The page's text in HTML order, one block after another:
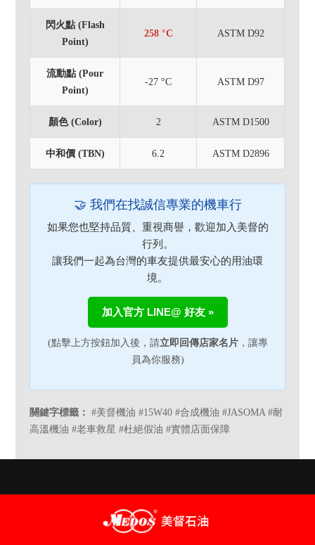
閃火點 (Flash
Point)
258 °C ASTM D92
流動點 (Pour
Point)
-27 °C ASTM D97
顏色 (Color) 2 ASTM D1500
中和價 (TBN) 6.2 ASTM D2896
🤝 我們在找誠信專業的機車行
如果您也堅持品質、重視商譽，歡迎加入美督的
行列。
讓我們一起為台灣的車友提供最安心的用油環
境。
加入官方 LINE@ 好友 »
(點擊上方按鈕加入後，請立即回傳店家名片，讓專
員為你服務)
關鍵字標籤： #美督機油 #15W40 #合成機油 #JASOMA #耐
高溫機油 #老車救星 #杜絕假油 #實體店面保障